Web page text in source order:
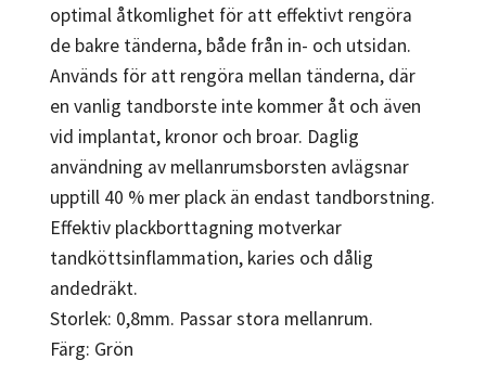
optimal åtkomlighet för att effektivt rengöra
de bakre tänderna, både från in- och utsidan.
Används för att rengöra mellan tänderna, där
en vanlig tandborste inte kommer åt och även
vid implantat, kronor och broar. Daglig
användning av mellanrumsborsten avlägsnar
upptill 40 % mer plack än endast tandborstning.
Effektiv plackborttagning motverkar
tandköttsinflammation, karies och dålig
andedräkt.
Storlek: 0,8mm. Passar stora mellanrum.
Färg: Grön